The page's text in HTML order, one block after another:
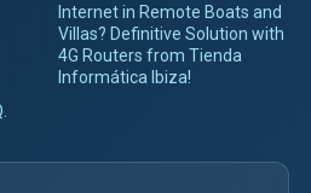
Internet in Remote Boats and
Villas? Definitive Solution with
4G Routers from Tienda
Informática Ibiza!